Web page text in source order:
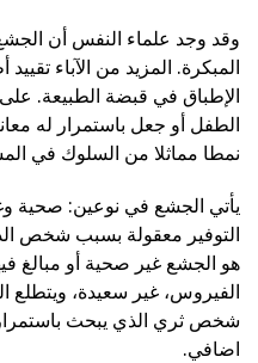
وقد وجد علماء النفس أن
المبكرة. المزيد من الآباء
الإطباق في قبضة الطبيعة.
الطفل أو جعل باستمرار له
نمطا مماثلا من السلوك في
يأتي الجشع في نوعين:
التوفير معقولة بسبب شخص
هو الجشع غير صحية أو
الفيروس، غير سعيدة،
شخص ثري الذي يبحث
اضافي.